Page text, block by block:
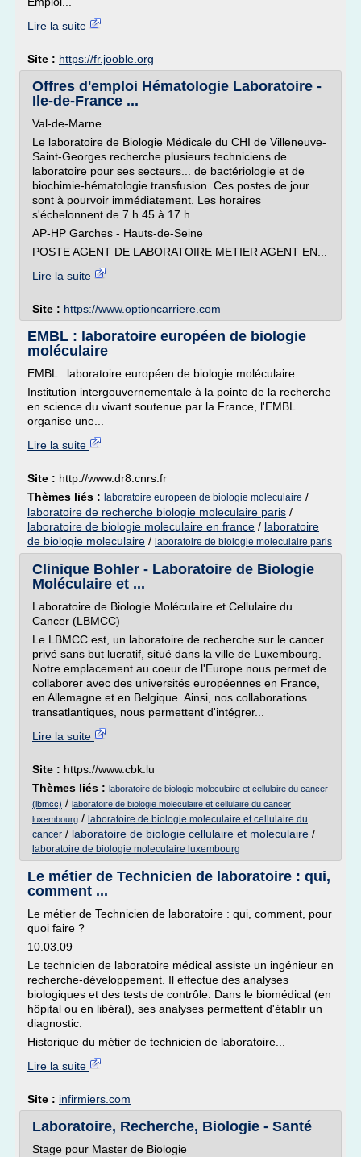
Lire la suite
Site : https://fr.jooble.org
Offres d'emploi Hématologie Laboratoire -
Ile-de-France ...
Val-de-Marne
Le laboratoire de Biologie Médicale du CHI de Villeneuve-
Saint-Georges recherche plusieurs techniciens de
laboratoire pour ses secteurs... de bactériologie et de
biochimie-hématologie transfusion. Ces postes de jour
sont à pourvoir immédiatement. Les horaires
s'échelonnent de 7 h 45 à 17 h...
AP-HP Garches - Hauts-de-Seine
POSTE AGENT DE LABORATOIRE METIER AGENT EN...
Lire la suite
Site : https://www.optioncarriere.com
EMBL : laboratoire européen de biologie
moléculaire
EMBL : laboratoire européen de biologie moléculaire
Institution intergouvernementale à la pointe de la recherche
en science du vivant soutenue par la France, l'EMBL
organise une...
Lire la suite
Site : http://www.dr8.cnrs.fr
Thèmes liés : laboratoire europeen de biologie moleculaire /
laboratoire de recherche biologie moleculaire paris /
laboratoire de biologie moleculaire en france / laboratoire
de biologie moleculaire / laboratoire de biologie moleculaire paris
Clinique Bohler - Laboratoire de Biologie
Moléculaire et ...
Laboratoire de Biologie Moléculaire et Cellulaire du
Cancer (LBMCC)
Le LBMCC est, un laboratoire de recherche sur le cancer
privé sans but lucratif, situé dans la ville de Luxembourg.
Notre emplacement au coeur de l'Europe nous permet de
collaborer avec des universités européennes en France,
en Allemagne et en Belgique. Ainsi, nos collaborations
transatlantiques, nous permettent d'intégrer...
Lire la suite
Site : https://www.cbk.lu
Thèmes liés : laboratoire de biologie moleculaire et cellulaire du cancer
(lbmcc) / laboratoire de biologie moleculaire et cellulaire du cancer
luxembourg / laboratoire de biologie moleculaire et cellulaire du
cancer / laboratoire de biologie cellulaire et moleculaire /
laboratoire de biologie moleculaire luxembourg
Le métier de Technicien de laboratoire : qui,
comment ...
Le métier de Technicien de laboratoire : qui, comment, pour
quoi faire ?
10.03.09
Le technicien de laboratoire médical assiste un ingénieur en
recherche-développement. Il effectue des analyses
biologiques et des tests de contrôle. Dans le biomédical (en
hôpital ou en libéral), ses analyses permettent d'établir un
diagnostic.
Historique du métier de technicien de laboratoire...
Lire la suite
Site : infirmiers.com
Laboratoire, Recherche, Biologie - Santé
Stage pour Master de Biologie